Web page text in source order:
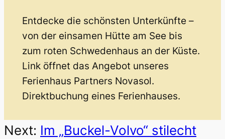
Entdecke die schönsten Unterkünfte –
von der einsamen Hütte am See bis
zum roten Schwedenhaus an der Küste.
Link öffnet das Angebot unseres
Ferienhaus Partners Novasol.
Direktbuchung eines Ferienhauses.
Next: Im „Buckel-Volvo“ stilecht